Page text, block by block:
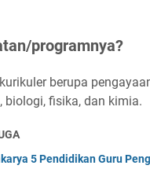
programnya?
berupa
biologi, fisika, dan kimia.
5 Pendidikan Guru